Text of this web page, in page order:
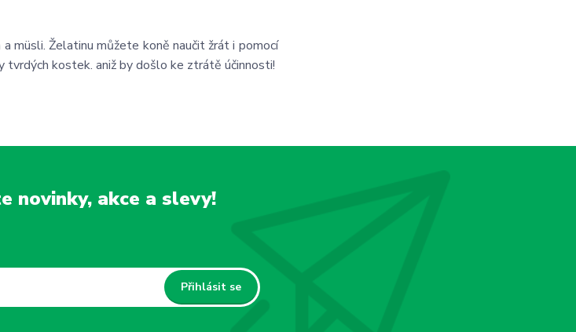
müsli. Želatinu můžete koně naučit žrát i pomocí
tvrdých kostek. aniž by došlo ke ztrátě účinnosti!
novinky, akce a slevy!
Přihlásit se